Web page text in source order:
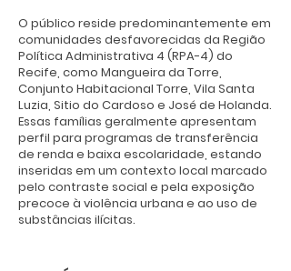
O público reside predominantemente em
comunidades desfavorecidas da Região
Política Administrativa 4 (RPA-4) do
Recife, como Mangueira da Torre,
Conjunto Habitacional Torre, Vila Santa
Luzia, Sitio do Cardoso e José de Holanda.
Essas famílias geralmente apresentam
perfil para programas de transferência
de renda e baixa escolaridade, estando
inseridas em um contexto local marcado
pelo contraste social e pela exposição
precoce à violência urbana e ao uso de
substâncias ilícitas.